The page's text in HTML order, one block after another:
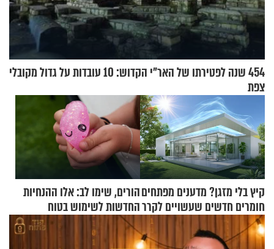
454 שנה לפטירתו של האר"י הקדוש: 10 עובדות על גדול מקובלי
צפת
קיץ בלי מזגן? מדענים מפתחים
חומרים חדשים שעשויים לקרר
בתים
הורים, שימו לב: אלו ההנחיות
החדשות לשימוש בטוח
בסקווישי לאחר מקרי אשפוז